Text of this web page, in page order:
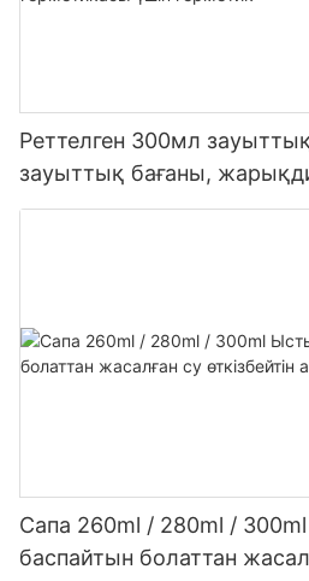
Реттелген 300мл
зауыттық бағаны,
сірі сірі сетикалық
Сапа 260ml / 280ml /
баспайтын болаттан